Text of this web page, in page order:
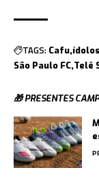
TAGS: Cafu
São Paulo FC Telê
🎁 PRESENTES